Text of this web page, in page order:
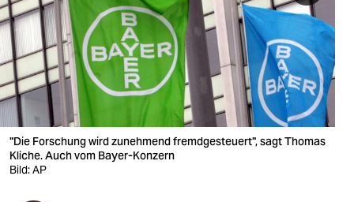
berlin
nord
wahrheit
verlag
verlag
"Die Forschung wird zunehmend fremdgesteuert", sagt Thomas
Kliche. Auch vom Bayer-Konzern
Bild: AP